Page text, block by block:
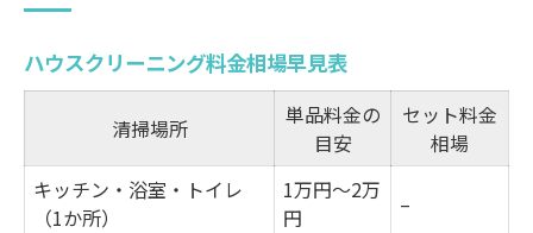
ハウスクリーニング料金相場早見表
清掃場所
単品料金の
目安
セット料金
相場
キッチン・浴室・トイレ
（1か所）
1万円～2万
円
–